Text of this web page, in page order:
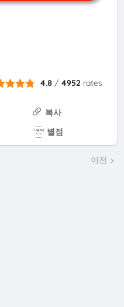
4.8 / 4952 rates
복사
별점
이전